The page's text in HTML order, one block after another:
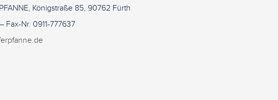
Königstraße 85, 90762 Fürth
Fax-Nr. 0911-777637